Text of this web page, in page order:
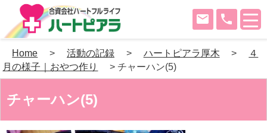
Skip
to
phone
mail
Home > 活動の記録 > ハートピアラ厚木 >
４
月の様子｜おやつ作り
>チャーハン(5)
チャーハン(5)